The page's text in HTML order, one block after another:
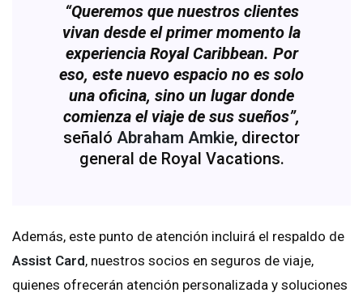
“Queremos que nuestros clientes
vivan desde el primer momento la
experiencia Royal Caribbean. Por
eso, este nuevo espacio no es solo
una oficina, sino un lugar donde
comienza el viaje de sus sueños”,
señaló Abraham Amkie, director
general de Royal Vacations.
Además, este punto de atención incluirá el respaldo de
Assist Card, nuestros socios en seguros de viaje,
quienes ofrecerán atención personalizada y soluciones